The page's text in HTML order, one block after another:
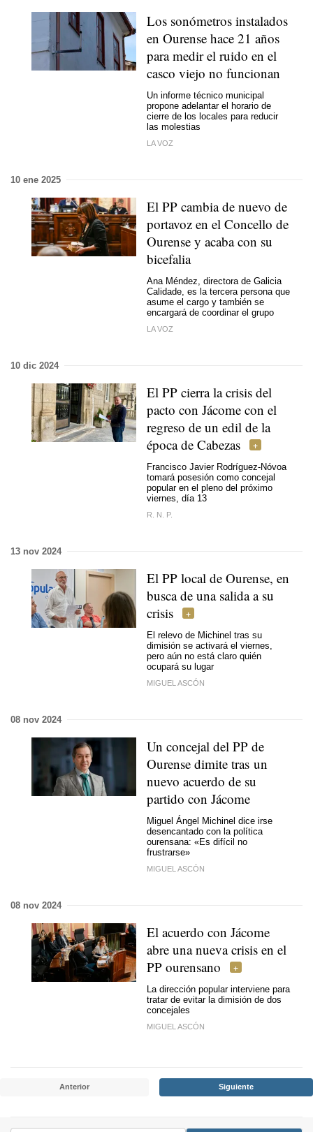
Los sonómetros instalados
en Ourense hace 21 años
para medir el ruido en el
casco viejo no funcionan
Un informe técnico municipal
propone adelantar el horario de
cierre de los locales para reducir
las molestias
LA VOZ
10 ene 2025
El PP cambia de nuevo de
portavoz en el Concello de
Ourense y acaba con su
bicefalia
Ana Méndez, directora de Galicia
Calidade, es la tercera persona que
asume el cargo y también se
encargará de coordinar el grupo
LA VOZ
10 dic 2024
El PP cierra la crisis del
pacto con Jácome con el
regreso de un edil de la
época de Cabezas
Francisco Javier Rodríguez-Nóvoa
tomará posesión como concejal
popular en el pleno del próximo
viernes, día 13
R. N. P.
13 nov 2024
El PP local de Ourense, en
busca de una salida a su
crisis
El relevo de Michinel tras su
dimisión se activará el viernes,
pero aún no está claro quién
ocupará su lugar
MIGUEL ASCÓN
08 nov 2024
Un concejal del PP de
Ourense dimite tras un
nuevo acuerdo de su
partido con Jácome
Miguel Ángel Michinel dice irse
desencantado con la política
ourensana: «Es difícil no
frustrarse»
MIGUEL ASCÓN
08 nov 2024
El acuerdo con Jácome
abre una nueva crisis en el
PP ourensano
La dirección popular interviene para
tratar de evitar la dimisión de dos
concejales
MIGUEL ASCÓN
Anterior Siguiente